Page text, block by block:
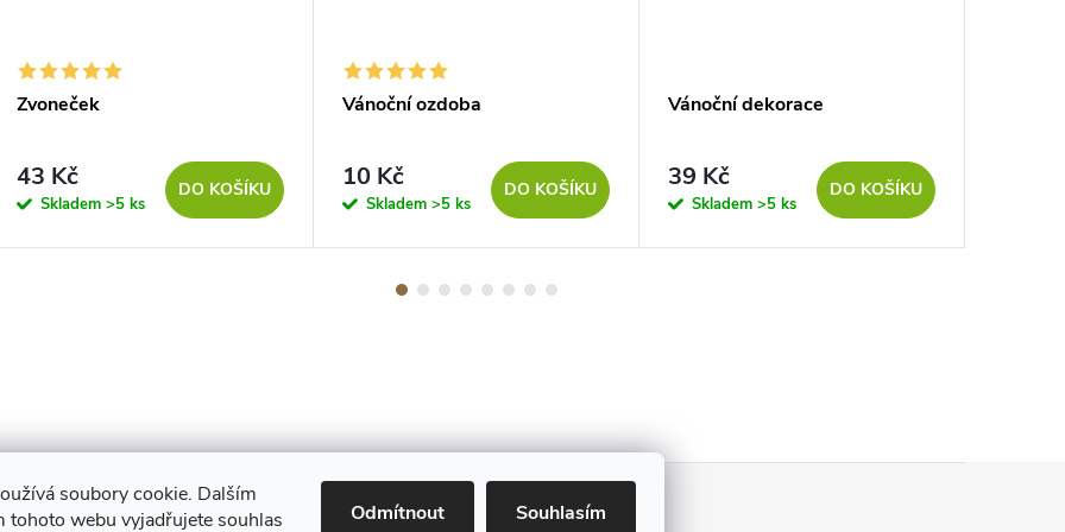
soubory cookie. Dalším
tohoto webu vyjadřujete souhlas
Odmítnout Souhlasím
Zvoneček
43 Kč
Skladem >5 ks
DO KOŠÍKU
Vánoční ozdoba
10 Kč
Skladem >5 ks
DO KOŠÍKU
Vánoční dekorace
39 Kč
Skladem >5 ks
DO KOŠÍKU
Maestro